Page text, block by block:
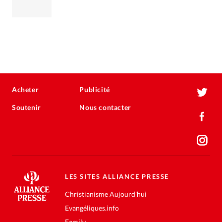
Acheter
Soutenir
Publicité
Nous contacter
LES SITES ALLIANCE PRESSE
Christianisme Aujourd'hui
Evangéliques.info